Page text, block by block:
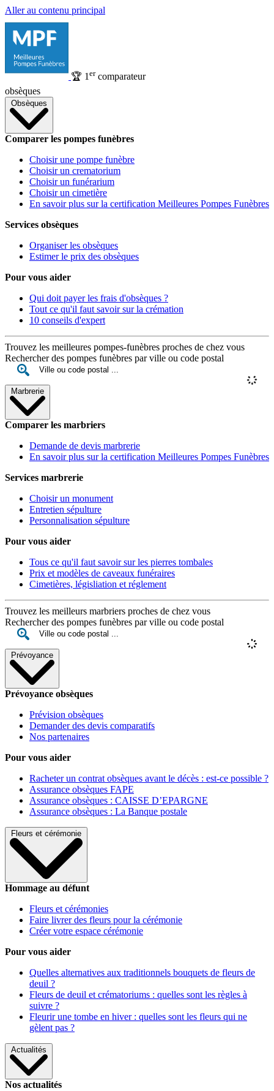
Aller au contenu principal
🏆 1 ercomparateur
obsèques
Obsèques
Comparer les pompes funèbres
Choisir une pompe funèbre
Choisir un crematorium
Choisir un funérarium
Choisir un cimetière
En savoir plus sur la certification Meilleures Pompes Funèbres
Services obsèques
Organiser les obsèques
Estimer le prix des obsèques
Pour vous aider
Qui doit payer les frais d'obsèques ?
Tout ce qu'il faut savoir sur la crémation
10 conseils d'expert
Trouvez les meilleures pompes-funèbres proches de chez vous
Rechercher des pompes funèbres par ville ou code postal
Marbrerie
Comparer les marbriers
Demande de devis marbrerie
En savoir plus sur la certification Meilleures Pompes Funèbres
Services marbrerie
Choisir un monument
Entretien sépulture
Personnalisation sépulture
Pour vous aider
Tous ce qu'il faut savoir sur les pierres tombales
Prix et modèles de caveaux funéraires
Cimetières, législiation et réglement
Trouvez les meilleurs marbriers proches de chez vous
Rechercher des pompes funèbres par ville ou code postal
Prévoyance
Prévoyance obsèques
Prévision obsèques
Demander des devis comparatifs
Nos partenaires
Pour vous aider
Racheter un contrat obsèques avant le décès : est-ce possible ?
Assurance obsèques FAPE
Assurance obsèques : CAISSE D’EPARGNE
Assurance obsèques : La Banque postale
Fleurs et cérémonie
Hommage au défunt
Fleurs et cérémonies
Faire livrer des fleurs pour la cérémonie
Créer votre espace cérémonie
Pour vous aider
Quelles alternatives aux traditionnels bouquets de fleurs de
deuil ?
Fleurs de deuil et crématoriums : quelles sont les règles à
suivre ?
Fleurir une tombe en hiver : quelles sont les fleurs qui ne
gèlent pas ?
Actualités
Nos actualités